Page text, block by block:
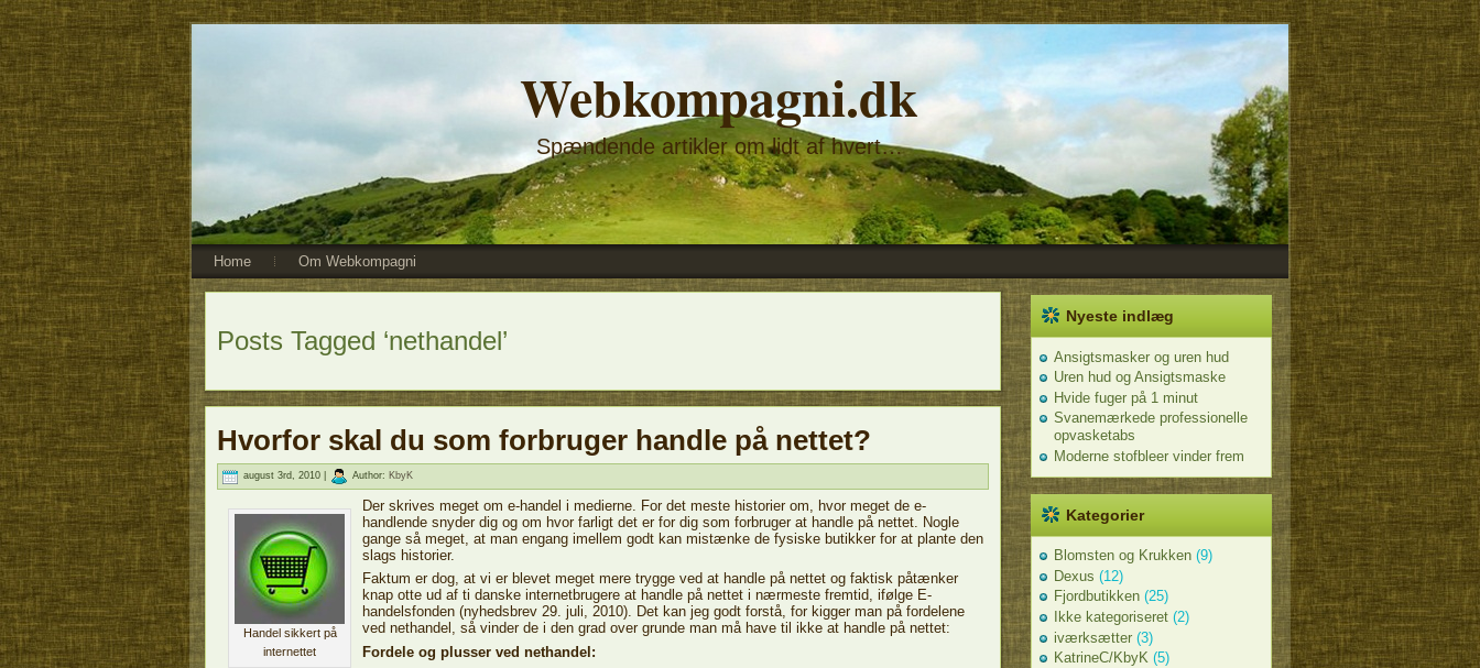
Webkompagni.dk
Spændende artikler om lidt af hvert…
Home Om Webkompagni
Posts Tagged ‘nethandel’
Hvorfor skal du som forbruger handle på nettet?
august 3rd, 2010 | Author: KbyK
Handel sikkert på
internettet
Der skrives meget om e-handel i medierne. For det meste historier om, hvor meget de e-
handlende snyder dig og om hvor farligt det er for dig som forbruger at handle på nettet. Nogle
gange så meget, at man engang imellem godt kan mistænke de fysiske butikker for at plante den
slags historier.
Faktum er dog, at vi er blevet meget mere trygge ved at handle på nettet og faktisk påtænker
knap otte ud af ti danske internetbrugere at handle på nettet i nærmeste fremtid, ifølge E-
handelsfonden (nyhedsbrev 29. juli, 2010). Det kan jeg godt forstå, for kigger man på fordelene
ved nethandel, så vinder de i den grad over grunde man må have til ikke at handle på nettet:
Fordele og plusser ved nethandel:
Nyeste indlæg
Ansigtsmasker og uren hud
Uren hud og Ansigtsmaske
Hvide fuger på 1 minut
Svanemærkede professionelle
opvasketabs
Moderne stofbleer vinder frem
Kategorier
Blomsten og Krukken (9)
Dexus (12)
Fjordbutikken (25)
Ikke kategoriseret (2)
iværksætter (3)
KatrineC/KbyK (5)